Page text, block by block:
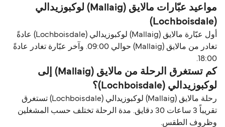
مواعيد عبّارات مالايق (Mallaig) لوكبوزيدالي
(Lochboisdale)
أول عبّارة مالايق (Mallaig) لوكبوزيدالي (Lochboisdale) عادةً
تغادر من مالايق (Mallaig) حوالي 09:00. وآخر عبّارة تغادر عادةً
18:00.
كم تستغرق الرحلة من مالايق (Mallaig) إلى
لوكبوزيدالي (Lochboisdale)؟
رحلة مالايق (Mallaig) لوكبوزيدالي (Lochboisdale) تستغرق
تقريباً 3 ساعات 30 دقايق. مدة الرحلة تختلف حسب المشغلين
وظروف الطقس.